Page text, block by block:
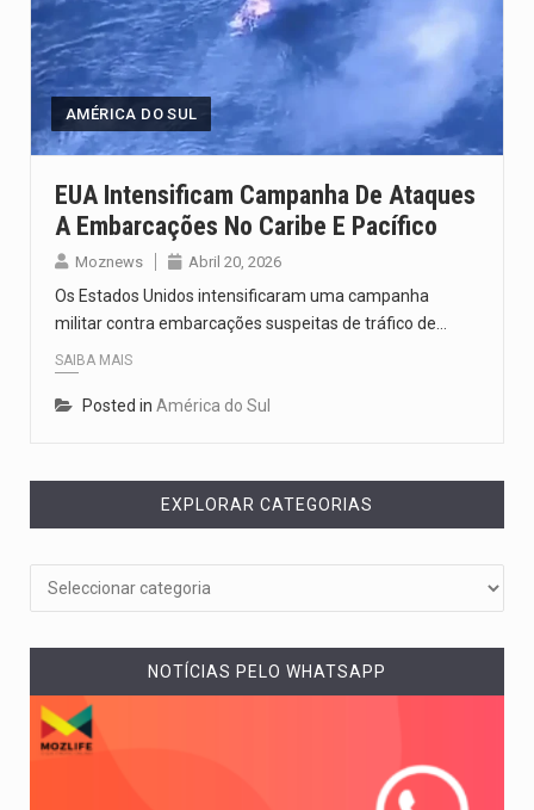
O pagamento marca o desfecho de um dos processos mais…
A nova legislação estabelece um prazo de 180 dias para…
O Departamento de Estado norte-americano confirmou que cidadãos dos Estados…
AMÉRICA DO SUL
EUA Intensificam Campanha De Ataques
A Embarcações No Caribe E Pacífico
Moznews Abril 20, 2026
Os Estados Unidos intensificaram uma campanha
militar contra embarcações suspeitas de tráfico de…
SAIBA MAIS
Posted in América do Sul
EXPLORAR CATEGORIAS
NOTÍCIAS PELO WHATSAPP